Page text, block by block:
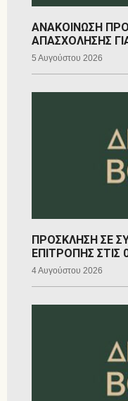
ΑΝΑΚΟΙΝΩΣΗ
ΑΠΑΣΧΟΛΗΣΗΣ
5 Αυγούστου 2026
ΠΡΟΣΚΛΗΣΗ ΣΕ
ΕΠΙΤΡΟΠΗΣ ΣΤΙΣ
4 Αυγούστου 2026